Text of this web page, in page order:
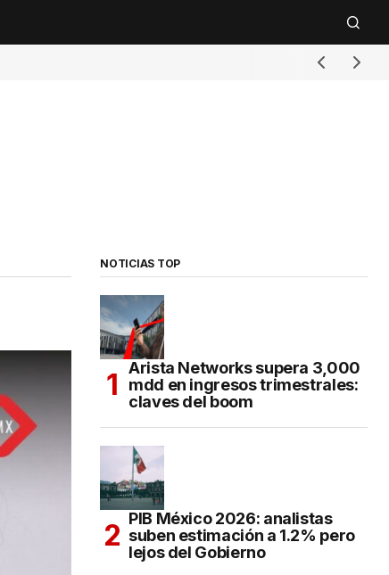
NOTICIAS TOP
Arista Networks supera 3,000
mdd en ingresos trimestrales:
claves del boom
PIB México 2026: analistas
suben estimación a 1.2% pero
lejos del Gobierno